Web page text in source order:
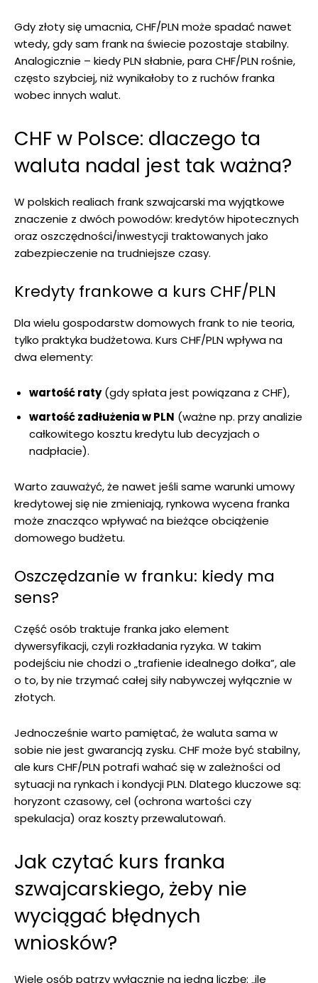
Gdy złoty się umacnia, CHF/PLN może spadać nawet
wtedy, gdy sam frank na świecie pozostaje stabilny.
Analogicznie – kiedy PLN słabnie, para CHF/PLN rośnie,
często szybciej, niż wynikałoby to z ruchów franka
wobec innych walut.
CHF w Polsce: dlaczego ta
waluta nadal jest tak ważna?
W polskich realiach frank szwajcarski ma wyjątkowe
znaczenie z dwóch powodów: kredytów hipotecznych
oraz oszczędności/inwestycji traktowanych jako
zabezpieczenie na trudniejsze czasy.
Kredyty frankowe a kurs CHF/PLN
Dla wielu gospodarstw domowych frank to nie teoria,
tylko praktyka budżetowa. Kurs CHF/PLN wpływa na
dwa elementy:
wartość raty(gdy spłata jest powiązana z CHF),
wartość zadłużenia w PLN (ważne np. przy analizie
całkowitego kosztu kredytu lub decyzjach o
nadpłacie).
Warto zauważyć, że nawet jeśli same warunki umowy
kredytowej się nie zmieniają, rynkowa wycena franka
może znacząco wpływać na bieżące obciążenie
domowego budżetu.
Oszczędzanie w franku: kiedy ma
sens?
Część osób traktuje franka jako element
dywersyfikacji, czyli rozkładania ryzyka. W takim
podejściu nie chodzi o „trafienie idealnego dołka”, ale
o to, by nie trzymać całej siły nabywczej wyłącznie w
złotych.
Jednocześnie warto pamiętać, że waluta sama w
sobie nie jest gwarancją zysku. CHF może być stabilny,
ale kurs CHF/PLN potrafi wahać się w zależności od
sytuacji na rynkach i kondycji PLN. Dlatego kluczowe są:
horyzont czasowy, cel (ochrona wartości czy
spekulacja) oraz koszty przewalutowań.
Jak czytać kurs franka
szwajcarskiego, żeby nie
wyciągać błędnych
wniosków?
Wiele osób patrzy wyłącznie na jedną liczbę: „ile